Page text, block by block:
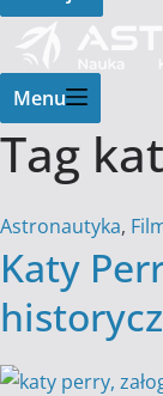
Menu
Tag
Astronautyka,
Katy